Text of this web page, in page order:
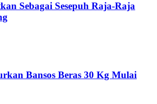
Sebagai Sesepuh Raja-Raja
Bansos Beras 30 Kg Mulai